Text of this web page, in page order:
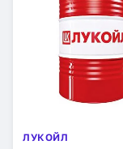
ЛУКОЙЛ